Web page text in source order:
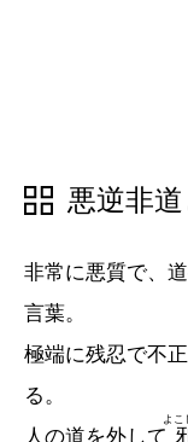
悪逆非
非常に悪質で、
言葉。
極端に残忍で不
る。
人の道を外して
よこ